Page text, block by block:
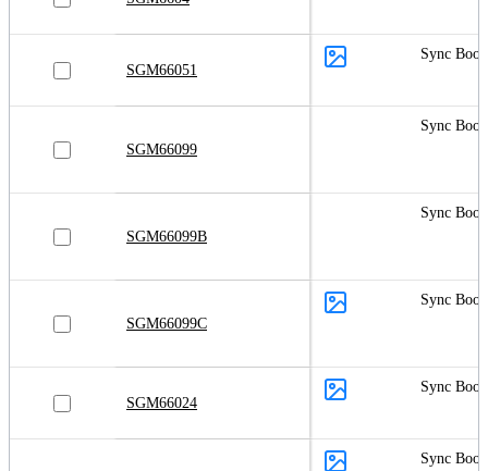
SGM66051
Sync
SGM66099
Sync
SGM66099B
Sync
SGM66099C
Sync
SGM66024
Sync
Sync